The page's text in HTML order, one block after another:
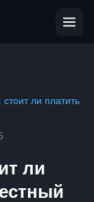
ли платить
ли